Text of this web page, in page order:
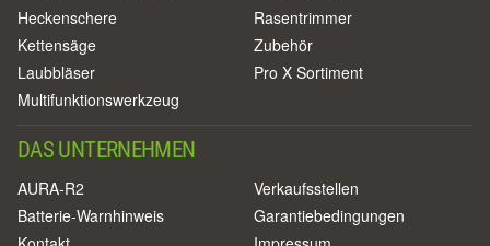
Heckenschere
Kettensäge
Laubbläser
Multifunktionswerkzeug
Rasentrimmer
Zubehör
Pro X Sortiment
DAS UNTERNEHMEN
AURA-R2
Batterie-Warnhinweis
Verkaufsstellen
Garantiebedingungen